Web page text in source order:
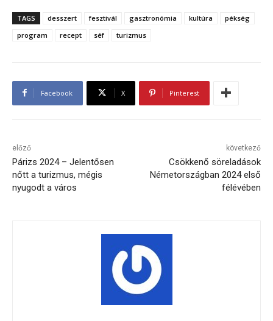
TAGS desszert fesztivál gasztronómia kultúra
pékség
program
recept séf turizmus
Facebook X Pinterest
előző
Párizs 2024 – Jelentősen
nőtt a turizmus, mégis
nyugodt a város
következő
Csökkenő söreladások
Németországban 2024 első
félévében